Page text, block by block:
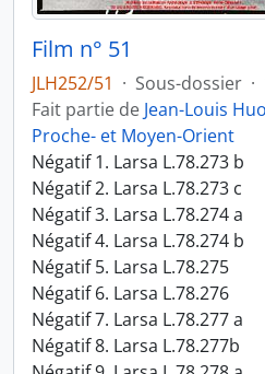
Film n° 51
JLH252/51 · Sous-dossier ·
Fait partie de Jean-Louis
Proche- et Moyen-Orient
Négatif 1. Larsa L.78.273 b
Négatif 2. Larsa L.78.273 c
Négatif 3. Larsa L.78.274 a
Négatif 4. Larsa L.78.274 b
Négatif 5. Larsa L.78.275
Négatif 6. Larsa L.78.276
Négatif 7. Larsa L.78.277 a
Négatif 8. Larsa L.78.277b